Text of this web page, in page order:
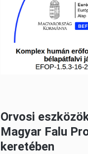
Orvosi
Magyar Falu
keretében